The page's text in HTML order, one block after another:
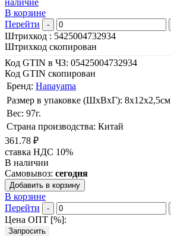
В корзине
Перейти
-
Штрихкод : 5425004732934
Штрихкод скопирован
Код GTIN в ЧЗ: 05425004732934
Код GTIN скопирован
Бренд: Hanayama
Размер в упаковке (ШхВxГ): 8х12х2,5cм
Вес: 97г.
Страна производства: Китай
361.78 ₽
ставка НДС 10%
В наличии
Самовывоз: сегодня
Добавить в корзину
В корзине
Перейти
-
Цена ОПТ [%]:
Запросить